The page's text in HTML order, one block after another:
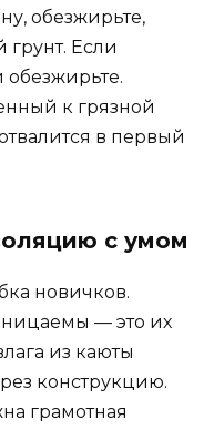
обезжирьте,
Если
к грязной
в первый
с умом
новичков.
— это их
из каюты
конструкцию.
грамотная